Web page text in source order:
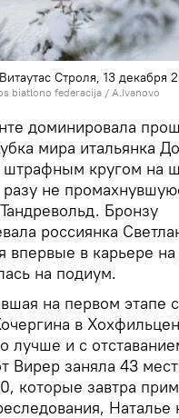
Строля, 13 декабря
biatlono federacija / A.Ivanovo
доминировала
мира итальянка
штрафным кругом на
не
Бронзу
россиянка
впервые в карьере на
на подиум.
на первом этапе
в
лучше и с
Вирер заняла 43
которые завтра
Наталье